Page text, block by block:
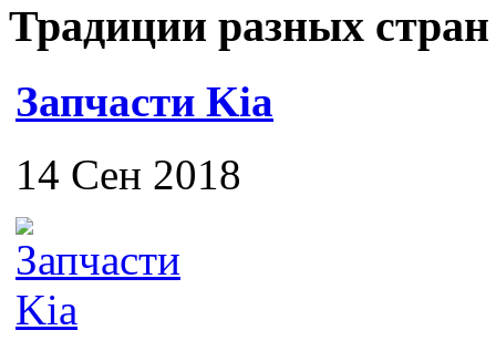
Традиции разных стран
Запчасти Kia
14 Сен 2018